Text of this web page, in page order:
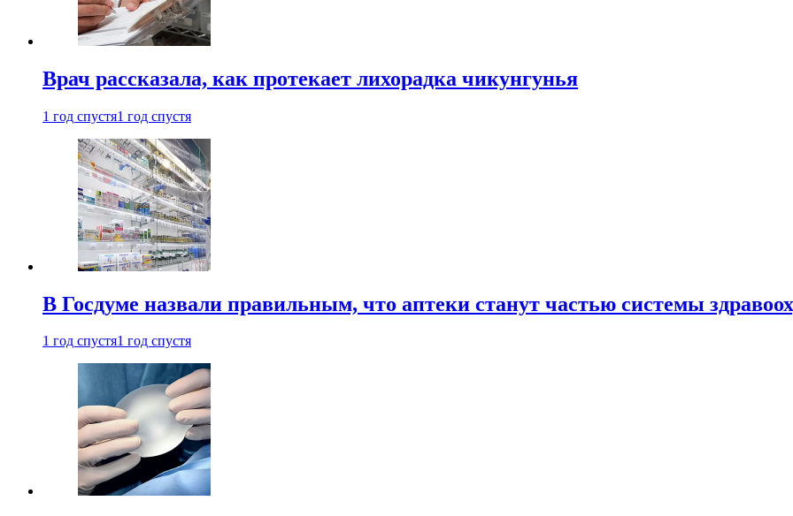
Врач рассказала, как протекает лихорадка чикунгунья
1 год спустя1 год спустя
В Госдуме назвали правильным, что аптеки станут частью системы
1 год спустя1 год спустя